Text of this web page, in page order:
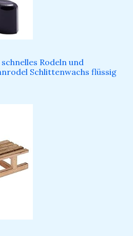
Rodeln und
Schlittenwachs flüssig